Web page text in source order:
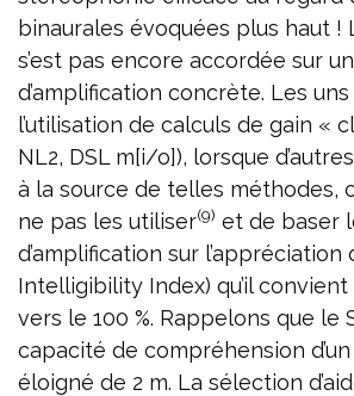
binaurales évoquées plus haut !
s’est pas encore accordée sur
d’amplification concrète. Les
l’utilisation de calculs de gain «
NL2, DSL m[i/o]), lorsque
à la source de telles méthodes,
ne pas les utiliser(9) et de baser
d’amplification sur l’appréciation
Intelligibility Index) qu’il
vers le 100 %. Rappelons que le
capacité de compréhension
éloigné de 2 m. La sélection